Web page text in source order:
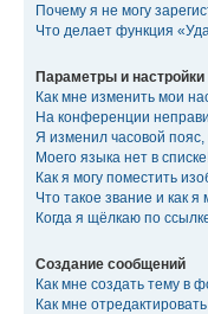
Почему я не могу
Что делает функция
Параметры и настройки
Как мне изменить мои
На конференции
Я изменил часовой
Моего языка нет в
Как я могу поместить
Что такое звание и как я
Когда я щёлкаю по
Создание сообщений
Как мне создать тему в
Как мне